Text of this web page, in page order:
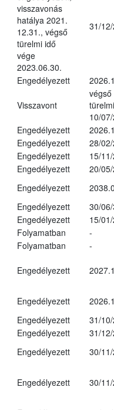
visszavonás
hatálya 2021.
12.31., végső
türelmi idő
vége
2023.06.30.
31/
Engedélyezett
Visszavont
végső
10/
Engedélyezett
Engedélyezett
28/
Engedélyezett
15/
Engedélyezett
20/
Engedélyezett
Engedélyezett
30/
Engedélyezett
15/
Folyamatban
-
Folyamatban
-
Engedélyezett
Engedélyezett
Engedélyezett
31/
Engedélyezett
31/
Engedélyezett
30/
Engedélyezett 30/